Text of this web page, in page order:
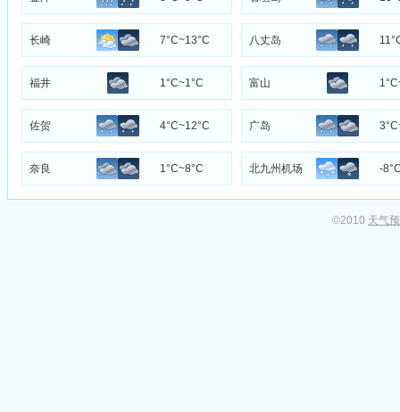
长崎 7°C~13°C 八丈岛
福井 1°C~1°C 富山
佐贺 4°C~12°C 广岛
奈良 1°C~8°C 北九州机场 -
©2010 天气